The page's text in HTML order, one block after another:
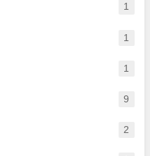
1
1
1
9
2